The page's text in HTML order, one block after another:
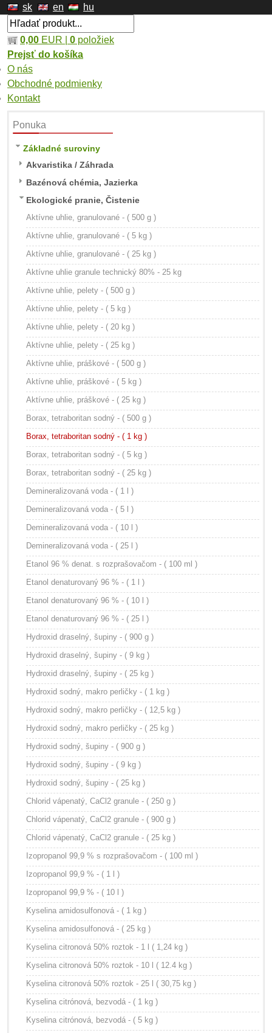
sk en hu
0,00 EUR | 0 položiek
Prejsť do košíka
O nás
Obchodné podmienky
Kontakt
Ponuka
Základné suroviny
Akvaristika / Záhrada
Bazénová chémia, Jazierka
Ekologické pranie, Čistenie
Aktívne uhlie, granulované - ( 500 g )
Aktívne uhlie, granulované - ( 5 kg )
Aktívne uhlie, granulované - ( 25 kg )
Aktívne uhlie granule technický 80% - 25 kg
Aktívne uhlie, pelety - ( 500 g )
Aktívne uhlie, pelety - ( 5 kg )
Aktívne uhlie, pelety - ( 20 kg )
Aktívne uhlie, pelety - ( 25 kg )
Aktívne uhlie, práškové - ( 500 g )
Aktívne uhlie, práškové - ( 5 kg )
Aktívne uhlie, práškové - ( 25 kg )
Borax, tetraboritan sodný - ( 500 g )
Borax, tetraboritan sodný - ( 1 kg )
Borax, tetraboritan sodný - ( 5 kg )
Borax, tetraboritan sodný - ( 25 kg )
Demineralizovaná voda - ( 1 l )
Demineralizovaná voda - ( 5 l )
Demineralizovaná voda - ( 10 l )
Demineralizovaná voda - ( 25 l )
Etanol 96 % denat. s rozprašovačom - ( 100 ml )
Etanol denaturovaný 96 % - ( 1 l )
Etanol denaturovaný 96 % - ( 10 l )
Etanol denaturovaný 96 % - ( 25 l )
Hydroxid draselný, šupiny - ( 900 g )
Hydroxid draselný, šupiny - ( 9 kg )
Hydroxid draselný, šupiny - ( 25 kg )
Hydroxid sodný, makro perličky - ( 1 kg )
Hydroxid sodný, makro perličky - ( 12,5 kg )
Hydroxid sodný, makro perličky - ( 25 kg )
Hydroxid sodný, šupiny - ( 900 g )
Hydroxid sodný, šupiny - ( 9 kg )
Hydroxid sodný, šupiny - ( 25 kg )
Chlorid vápenatý, CaCl2 granule - ( 250 g )
Chlorid vápenatý, CaCl2 granule - ( 900 g )
Chlorid vápenatý, CaCl2 granule - ( 25 kg )
Izopropanol 99,9 % s rozprašovačom - ( 100 ml )
Izopropanol 99,9 % - ( 1 l )
Izopropanol 99,9 % - ( 10 l )
Kyselina amidosulfonová - ( 1 kg )
Kyselina amidosulfonová - ( 25 kg )
Kyselina citronová 50% roztok - 1 l ( 1,24 kg )
Kyselina citronová 50% roztok - 10 l ( 12.4 kg )
Kyselina citronová 50% roztok - 25 l ( 30,75 kg )
Kyselina citrónová, bezvodá - ( 1 kg )
Kyselina citrónová, bezvodá - ( 5 kg )